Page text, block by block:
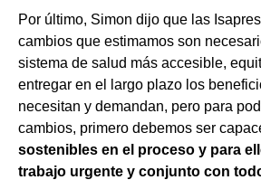
Por último, Simon dijo que las
cambios que estimamos son
sistema de salud más accesible,
entregar en el largo plazo los
necesitan y demandan, pero para
cambios, primero debemos ser
sostenibles en el proceso y para
trabajo urgente y conjunto con